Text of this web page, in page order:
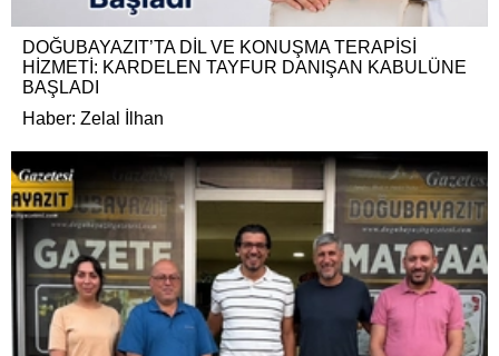
DOĞUBAYAZIT’TA DİL VE KONUŞMA TERAPİSİ
HİZMETİ: KARDELEN TAYFUR DANIŞAN KABULÜNE
BAŞLADI
Haber: Zelal İlhan